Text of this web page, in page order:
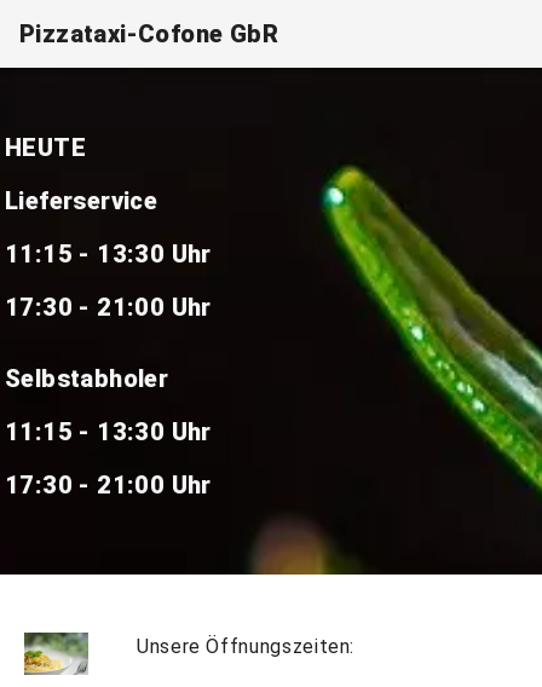
Pizzataxi-Cofone GbR
HEUTE
Lieferservice
11:15 - 13:30 Uhr
17:30 - 21:00 Uhr
Selbstabholer
11:15 - 13:30 Uhr
17:30 - 21:00 Uhr
Unsere Öffnungszeiten: